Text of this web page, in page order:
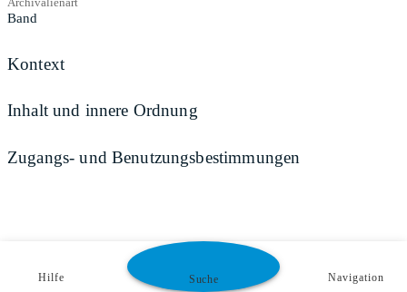
Band
Kontext
Inhalt und innere Ordnung
Zugangs- und Benutzungsbestimmungen
Hilfe Suche Navigation